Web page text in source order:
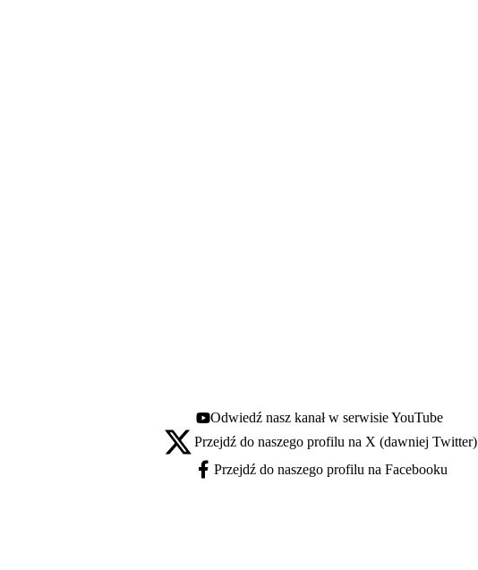
Youtube - otwiera się w nowej karcie
Odwiedź nasz kanał w serwisie YouTube
X - otwiera się w nowej karcie
Przejdź do naszego profilu na X (dawniej Twitter)
Facebook - otwiera się w nowej karcie
Przejdź do naszego profilu na Facebooku